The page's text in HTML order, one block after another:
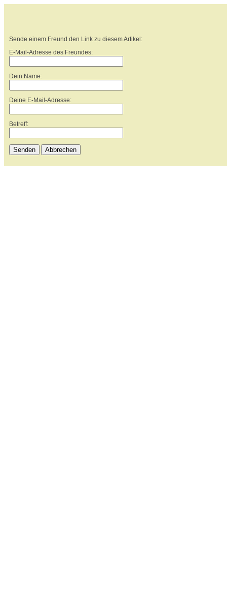
Sende einem Freund den Link zu diesem Artikel:
E-Mail-Adresse des Freundes:
Dein Name:
Deine E-Mail-Adresse:
Betreff:
Senden Abbrechen